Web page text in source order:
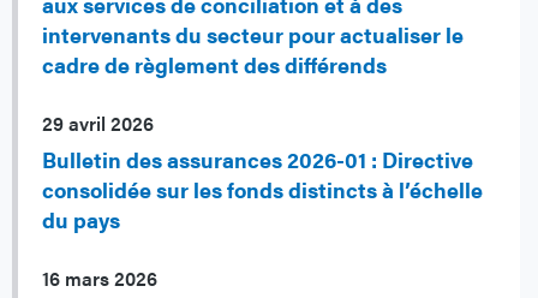
intervenants du secteur pour actualiser le
cadre de règlement des différends
29 avril 2026
Bulletin des assurances 2026-01 : Directive
consolidée sur les fonds distincts à l’échelle
du pays
16 mars 2026